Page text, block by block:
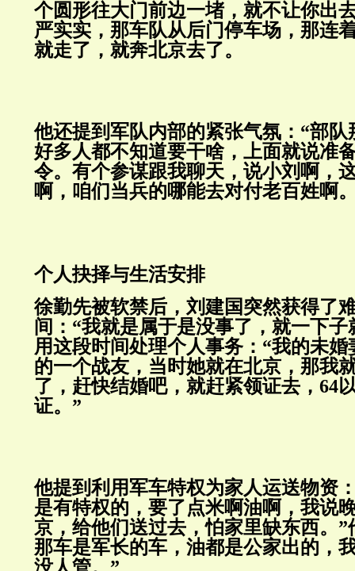
个圆形往大门前边一堵，就不让你出
严实实，那车队从后门停车场，那连
就走了，就奔北京去了。
他还提到军队内部的紧张气氛：“部
好多人都不知道要干啥，上面就说准
令。有个参谋跟我聊天，说小刘啊，
啊，咱们当兵的哪能去对付
个人抉择与生活安排
徐勤先被软禁后，刘建国突然获得了
间：“我就是属于是没事了，就一下
用这段时间处理个人事务：“我的未
的一个战友，当时她就在北京，那我
了，赶快结婚吧，就赶紧领证去，64
证。”
他提到利用军车特权为家人运送物资
是有特权的，要了点米啊油啊，我说
京，给他们送过去，怕家里缺东西。”
那车是军长的车，油都是公家出的，